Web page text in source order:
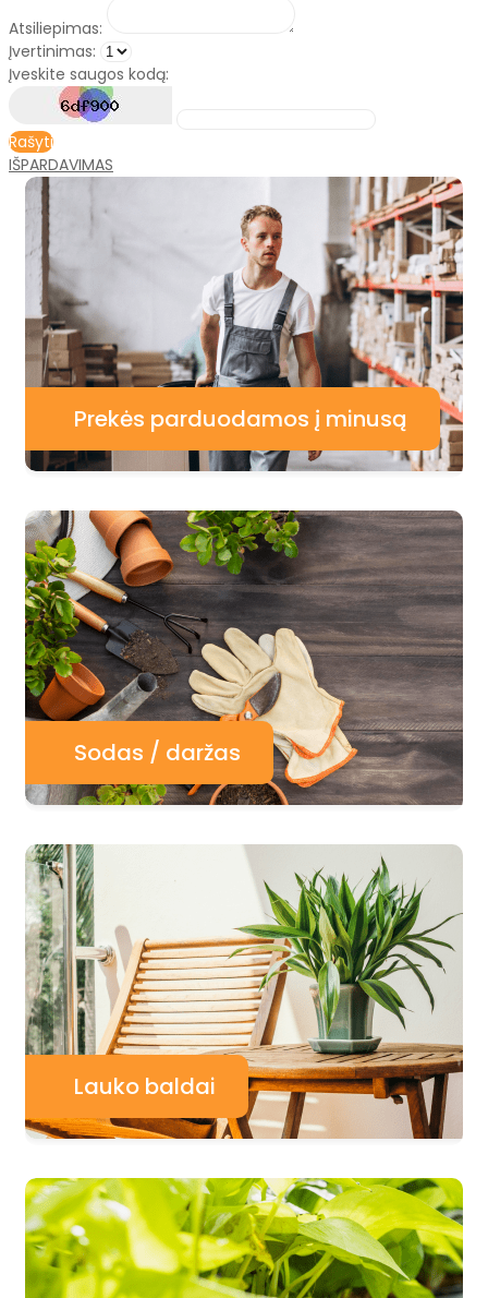
Atsiliepimas:
Įvertinimas:
Įveskite saugos kodą:
Rašyti
IŠPARDAVIMAS
Prekės parduodamos į minusą
Sodas / daržas
Lauko baldai